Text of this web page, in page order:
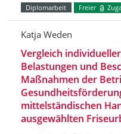
Diplomarbeit Freier
Katja Weden
Vergleich
Belastungen und
Maßnahmen der
mittelständischen
ausgewählten